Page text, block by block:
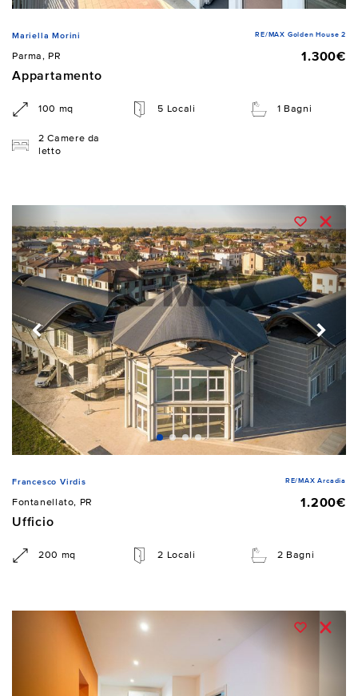
Mariella Morini RE/MAX Golden House 2
Parma, PR
1.300€
Appartamento
100 mq 5 Locali 1 Bagni
2 Camere da
letto
Francesco Virdis RE/MAX Arcadia
Fontanellato, PR
1.200€
Ufficio
200 mq 2 Locali 2 Bagni